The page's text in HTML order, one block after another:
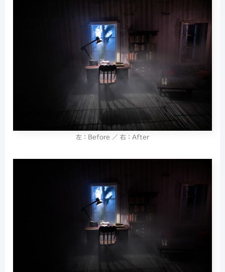
左：Before ／ 右：After